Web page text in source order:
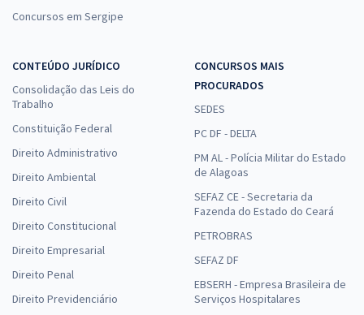
Concursos em Sergipe
CONTEÚDO JURÍDICO
Consolidação das Leis do
Trabalho
Constituição Federal
Direito Administrativo
Direito Ambiental
Direito Civil
Direito Constitucional
Direito Empresarial
Direito Penal
Direito Previdenciário
CONCURSOS MAIS
PROCURADOS
SEDES
PC DF - DELTA
PM AL - Polícia Militar do Estado
de Alagoas
SEFAZ CE - Secretaria da
Fazenda do Estado do Ceará
PETROBRAS
SEFAZ DF
EBSERH - Empresa Brasileira de
Serviços Hospitalares